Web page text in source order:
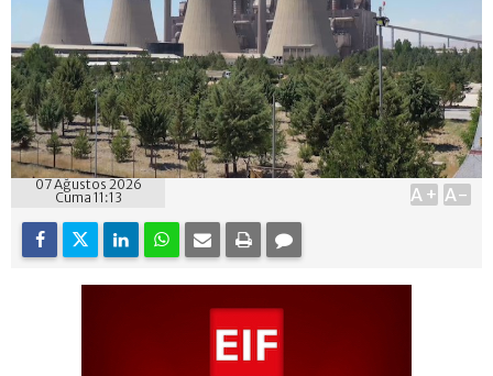
07 Ağustos 2026
Cuma 11:13
A+ A-